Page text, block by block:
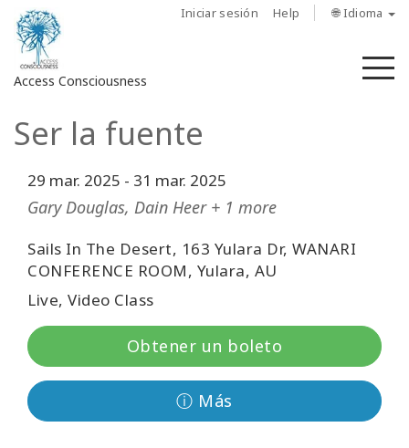
Iniciar sesión Help 🌐 Idioma
Access Consciousness
Iniciar
en
su
cuenta
Sobre
nosotros
Las
de
Access
Ser la fuente
29 mar. 2025 - 31 mar. 2025
Gary Douglas, Dain Heer + 1 more
Sails In The Desert, 163 Yulara Dr, WANARI
CONFERENCE ROOM, Yulara, AU
Live, Video Class
Obtener un boleto
ⓘ Más